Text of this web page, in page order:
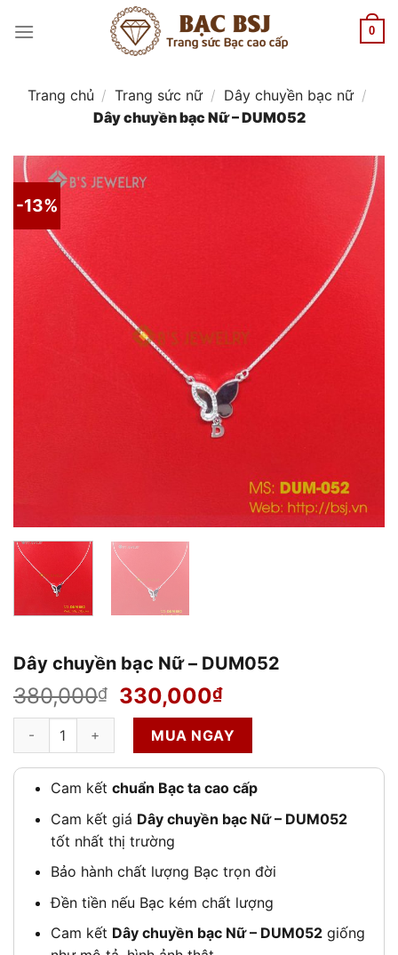
đến
0
Trang chủ / Trang sức nữ / Dây chuyền bạc nữ /
Dây chuyền bạc Nữ – DUM052
-13%
Dây chuyền bạc Nữ – DUM052
380,000₫
Giá
gốc
380,000₫.
330,000₫Giá
hiện
tại
là:
330,000₫.
Dây chuyền bạc Nữ - DUM052 số lượng
MUA NGAY
Cam kết chuẩn Bạc ta cao cấp
Cam kết giá Dây chuyền bạc Nữ – DUM052
tốt nhất thị trường
Bảo hành chất lượng Bạc trọn đời
Đền tiền nếu Bạc kém chất lượng
Cam kết Dây chuyền bạc Nữ – DUM052giống